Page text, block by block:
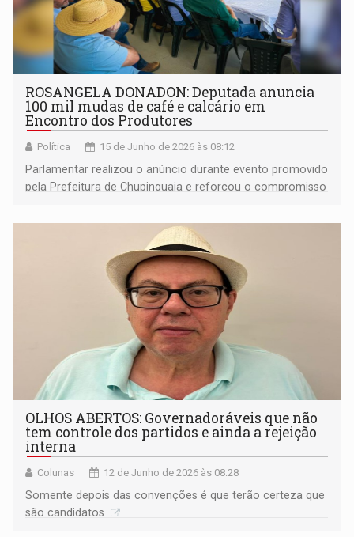
ROSANGELA DONADON: Deputada anuncia
100 mil mudas de café e calcário em
Encontro dos Produtores
Política 15 de Junho de 2026 às 08:12
Parlamentar realizou o anúncio durante evento promovido
pela Prefeitura de Chupinguaia e reforçou o compromisso
OLHOS ABERTOS: Governadoráveis que não
tem controle dos partidos e ainda a rejeição
interna
Colunas 12 de Junho de 2026 às 08:28
Somente depois das convenções é que terão certeza que
são candidatos